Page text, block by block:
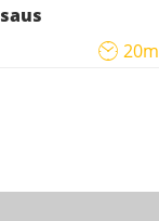
20m